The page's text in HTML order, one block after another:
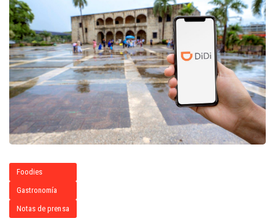
Foodies
Gastronomía
Notas de prensa